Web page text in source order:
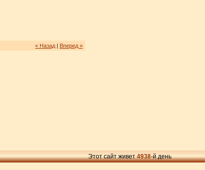
« Назад | Вперед »
Этот сайт живет4938-й день